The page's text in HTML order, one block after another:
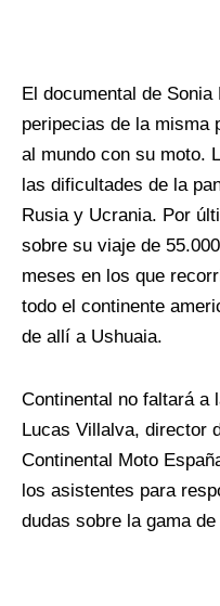
El documental de
peripecias de la misma
al mundo con su moto.
las dificultades de la
Rusia y Ucrania. Por
sobre su viaje de
meses en los que
todo el continente
de allí a Ushuaia.
Continental no faltará a
Lucas Villalva, director
Continental Moto
los asistentes para
dudas sobre la gama